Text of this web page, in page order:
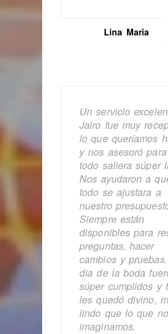
Lina Maria
Un servicio
Jairo fue muy
lo que queríamos
y nos asesoró
todo saliera súper
Nos ayudaron a
todo se ajustara a
nuestro
Siempre están
disponibles para
preguntas, hacer
cambios y
día de la boda
súper cumplidos y
les quedó divino,
lindo que lo que
imaginamos.